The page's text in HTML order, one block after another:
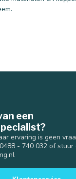
een
ervaring is geen
- 740 032 of stuur